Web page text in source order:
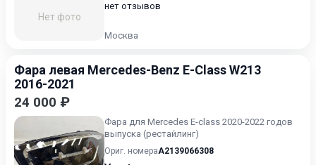
Нет фото
нет отзывов
Москва
Фара левая Mercedes-Benz E-Class W213
2016-2021
24 000 ₽
Фара для Mercedes E-class 2020-2022 годов
выпуска (рестайлинг)
Ориг. номераA2139066308